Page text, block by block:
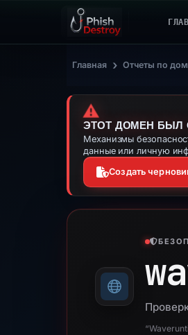
Главная › Отчеты по
⚠️
ЭТОТ ДОМЕН БЫЛ
Механизмы
данные или личную
Создать